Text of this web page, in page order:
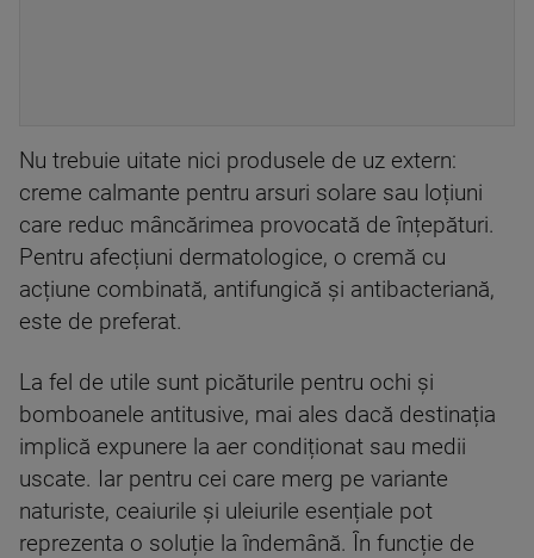
Nu trebuie uitate nici produsele de uz extern:
creme calmante pentru arsuri solare sau loțiuni
care reduc mâncărimea provocată de înțepături.
Pentru afecțiuni dermatologice, o cremă cu
acțiune combinată, antifungică și antibacteriană,
este de preferat.
La fel de utile sunt picăturile pentru ochi și
bomboanele antitusive, mai ales dacă destinația
implică expunere la aer condiționat sau medii
uscate. Iar pentru cei care merg pe variante
naturiste, ceaiurile și uleiurile esențiale pot
reprezenta o soluție la îndemână. În funcție de